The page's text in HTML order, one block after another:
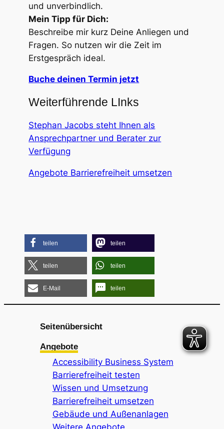
und unverbindlich.
Mein Tipp für Dich:
Beschreibe mir kurz Deine Anliegen und
Fragen. So nutzen wir die Zeit im
Erstgespräch ideal.
Buche deinen Termin jetzt
Weiterführende LInks
Stephan Jacobs steht Ihnen als
Ansprechpartner und Berater zur
Verfügung
Angebote Barrierefreiheit umsetzen
teilen teilen
teilen teilen
E-Mail teilen
Seitenübersicht
Angebote
Accessibility Business System
Barrierefreiheit testen
Wissen und Umsetzung
Barrierefreiheit umsetzen
Gebäude und Außenanlagen
Weitere Angebote